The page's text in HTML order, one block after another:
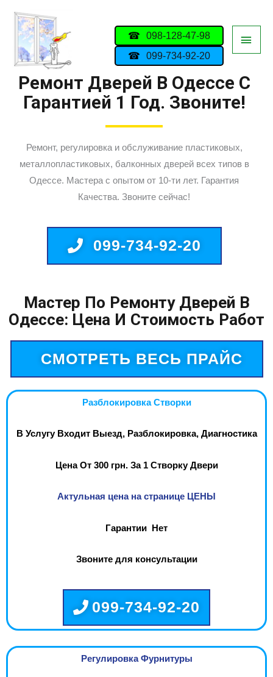
098-128-47-98
099-734-92-20
Ремонт Дверей В Одессе С
Гарантией 1 Год. Звоните!
Ремонт, регулировка и обслуживание пластиковых,
металлопластиковых, балконных дверей всех типов в
Одессе. Мастера с опытом от 10-ти лет. Гарантия
Качества. Звоните сейчас!
099-734-92-20
Мастер По Ремонту Дверей В
Одессе: Цена И Стоимость Работ
СМОТРЕТЬ ВЕСЬ ПРАЙС
Разблокировка Створки
В Услугу Входит Выезд, Разблокировка, Диагностика
Цена От 300 грн. За 1 Створку Двери
Актульная цена на странице ЦЕНЫ
Гарантии Нет
Звоните для консультации
099-734-92-20
Регулировка Фурнитуры